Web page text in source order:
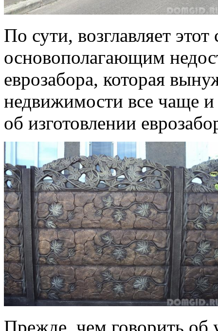
По сути, возглавляет
основополагающим
еврозабора, которая
недвижимости все чаще и
об изготовлении
Прежде, чем говорить об